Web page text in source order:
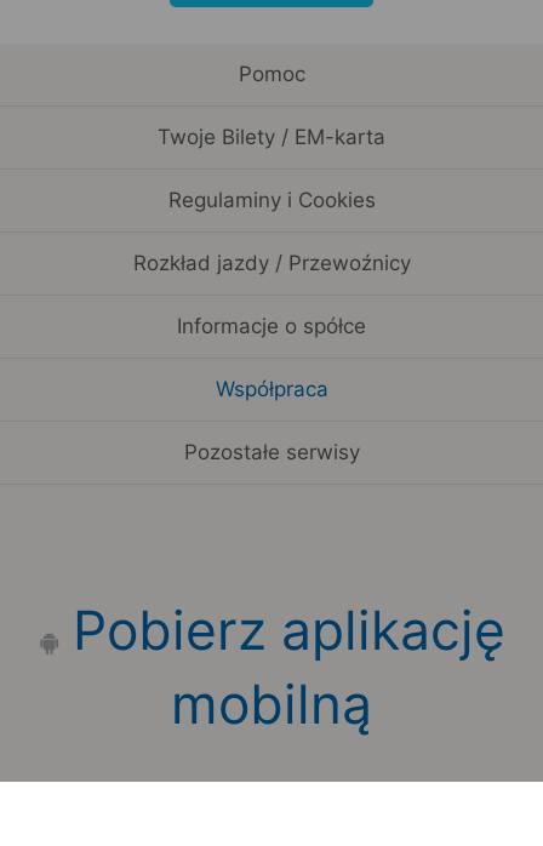
Pomoc
Twoje Bilety / EM-karta
Regulaminy i Cookies
Rozkład jazdy / Przewoźnicy
Informacje o spółce
Współpraca
Pozostałe serwisy
Pobierz aplikację
mobilną